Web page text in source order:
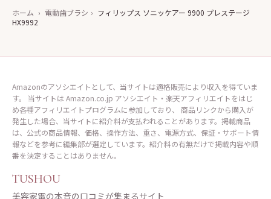
ホーム › 電動歯ブラシ › フィリップス ソニッケアー 9900 プレステージ
HX9992
Amazonのアソシエイトとして、当サイトは適格販売により収入を得ていま
す。 当サイトは Amazon.co.jp アソシエイト・楽天アフィリエイトをはじ
め各種アフィリエイトプログラムに参加しており、 商品リンクから購入が
発生した場合、当サイトに紹介料が支払われることがあります。掲載商品
は、公式の商品情報、価格、操作方法、重さ、電源方式、保証・サポート情
報などを参考に編集部が選定しています。紹介料の有無だけで掲載内容や順
番を決定することはありません。
TUSHOU
美容家電の本音の口コミが集まるサイト